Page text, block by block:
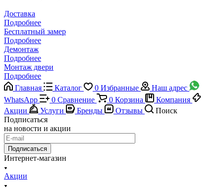
Доставка
Подробнее
Бесплатный замер
Подробнее
Демонтаж
Подробнее
Монтаж двери
Подробнее
Главная
Каталог 0 Избранные
Наш адрес
WhatsApp
0 Сравнение 0 Корзина
Компания
Акции
Услуги Бренды Отзывы
Поиск
Подписаться
на новости и акции
Подписаться
Интернет-магазин
Акции